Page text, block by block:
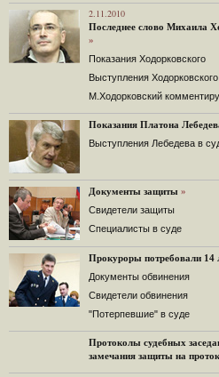
Не исключил
Владимир Путин допускает, что Россия
под юрисдикции ЕСПЧ.
88 комментариев
14.08.2014
Нарулил
Игорь Сечин просит о
Ссылаясь на санкции,
«Роснефти» хочет
12.08.2014
Граждане не хотят платить по счетам ЮКОСа
Решение Гаагского суда о компенсации $50
поддержали 12%.
129 комментариев
Вечер у Ходорковских. Вспоминает Иван
2.11.2010
Последнее слово Михаила
»
Показания Ходорковского
Выступления
М.Ходорковский
Показания Платона
Выступления Лебедева в
Документы защиты »
Cвидетели защиты
Cпециалисты в суде
Прокуроры потребовали 14
Документы обвинения
Свидетели обвинения
"Потерпевшие" в суде
Протоколы судебных
замечания защиты на